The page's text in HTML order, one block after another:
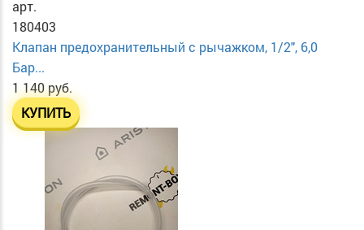
арт.
180403
Клапан предохранительный с рычажком, 1/2", 6,0
Бар...
1 140 руб.
КУПИТЬ